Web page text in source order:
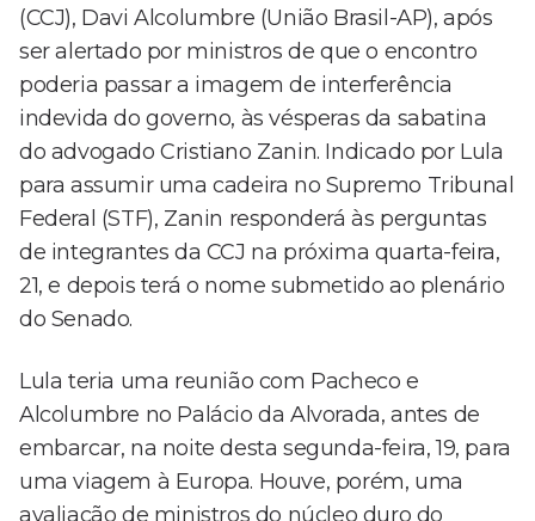
(CCJ), Davi Alcolumbre (União Brasil-AP), após
ser alertado por ministros de que o encontro
poderia passar a imagem de interferência
indevida do governo, às vésperas da sabatina
do advogado Cristiano Zanin. Indicado por Lula
para assumir uma cadeira no Supremo Tribunal
Federal (STF), Zanin responderá às perguntas
de integrantes da CCJ na próxima quarta-feira,
21, e depois terá o nome submetido ao plenário
do Senado.
Lula teria uma reunião com Pacheco e
Alcolumbre no Palácio da Alvorada, antes de
embarcar, na noite desta segunda-feira, 19, para
uma viagem à Europa. Houve, porém, uma
avaliação de ministros do núcleo duro do